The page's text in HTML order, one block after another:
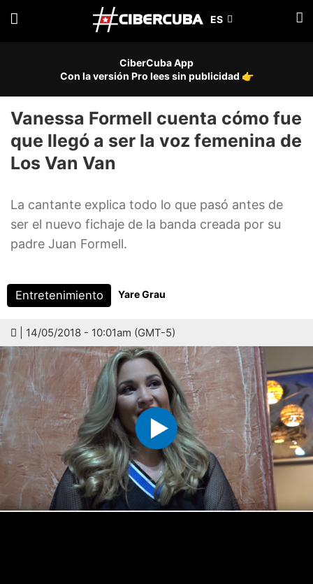
CiberCuba App
Con la versión Pro lees sin publicidad 👉
Vanessa Formell cuenta cómo fue
que llegó a ser la voz femenina de
Los Van Van
La cantante explica todo lo que pasó antes de
ser el nuevo fichaje de la banda creada por su
padre Juan Formell.
Entretenimiento Yare Grau
| 14/05/2018 - 10:01am (GMT-5)